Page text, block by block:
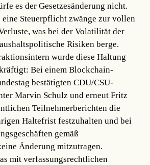
es der Gesetzesänderung nicht.
eine Steuerpflicht zwänge zur vollen
was bei der Volatilität der
Risiken berge.
wurde diese Haltung
Bei einem Blockchain-
bestätigten CDU/CSU-
Marvin Schulz und erneut Fritz
Teilnehmerberichten die
Haltefrist festzuhalten und bei
gemäß
Änderung mitzutragen.
mit verfassungsrechtlichen